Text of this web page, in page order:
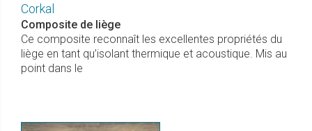
Corkal
Composite de liège
Ce composite reconnaît les excellentes propriétés du
liège en tant qu’isolant thermique et acoustique. Mis au
point dans le